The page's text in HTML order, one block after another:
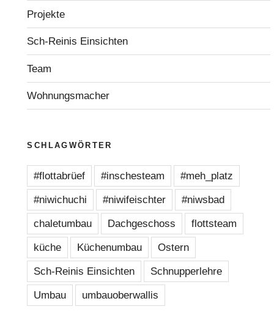
Projekte
Sch-Reinis Einsichten
Team
Wohnungsmacher
SCHLAGWÖRTER
#flottabrüef #inschesteam #meh_platz
#niwichuchi #niwifeischter #niwsbad
chaletumbau Dachgeschoss flottsteam
küche Küchenumbau Ostern
Sch-Reinis Einsichten Schnupperlehre
Umbau umbauoberwallis